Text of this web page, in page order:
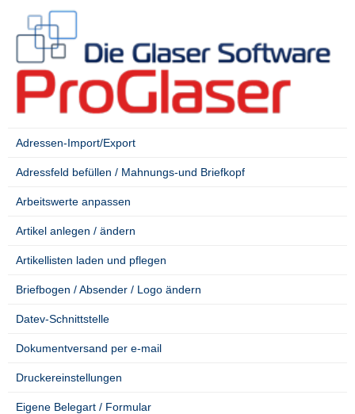
SIDE MENU
.
Adressen-Import/Export
Adressfeld befüllen / Mahnungs-und Briefkopf
Arbeitswerte anpassen
Artikel anlegen / ändern
Artikellisten laden und pflegen
Briefbogen / Absender / Logo ändern
Datev-Schnittstelle
Dokumentversand per e-mail
Druckereinstellungen
Eigene Belegart / Formular